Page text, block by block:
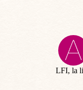
LFI, la